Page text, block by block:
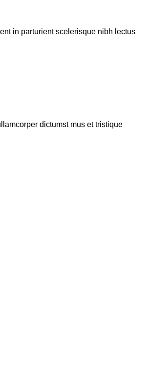
in parturient scelerisque nibh lectus
dictumst mus et tristique